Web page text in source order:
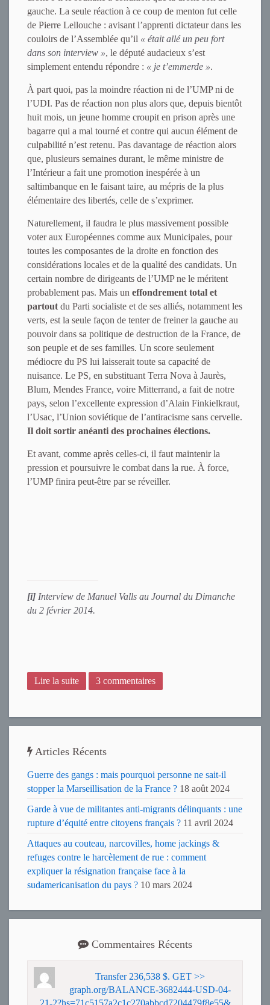
gauche. La seule réaction à ce coup de menton fut celle
de Pierre Lellouche : avisant l’apprenti dictateur dans les
couloirs de l’Assemblée qu’il « était allé un peu fort
dans son interview », le député audacieux s’est
simplement entendu répondre : « je t’emmerde ».
À part quoi, pas la moindre réaction ni de l’UMP ni de
l’UDI. Pas de réaction non plus alors que, depuis bientôt
huit mois, un jeune homme croupit en prison après une
bagarre qui a mal tourné et contre qui aucun élément de
culpabilité n’est retenu. Pas davantage de réaction alors
que, plusieurs semaines durant, le même ministre de
l’Intérieur a fait une promotion inespérée à un
saltimbanque en le faisant taire, au mépris de la plus
élémentaire des libertés, celle de s’exprimer.
Naturellement, il faudra le plus massivement possible
voter aux Européennes comme aux Municipales, pour
toutes les composantes de la droite en fonction des
considérations locales et de la qualité des candidats. Un
certain nombre de dirigeants de l’UMP ne le méritent
probablement pas. Mais un effondrement total et
partout du Parti socialiste et de ses alliés, notamment les
verts, est la seule façon de tenter de freiner la gauche au
pouvoir dans sa politique de destruction de la France, de
son peuple et de ses familles. Un score seulement
médiocre du PS lui laisserait toute sa capacité de
nuisance. Le PS, en substituant Terra Nova à Jaurès,
Blum, Mendes France, voire Mitterrand, a fait de notre
pays, selon l’excellente expression d’Alain Finkielkraut,
l’Usac, l’Union soviétique de l’antiracisme sans cervelle.
Il doit sortir anéanti des prochaines élections.
Et avant, comme après celles-ci, il faut maintenir la
pression et poursuivre le combat dans la rue. À force,
l’UMP finira peut-être par se réveiller.
[i] Interview de Manuel Valls au Journal du Dimanche
du 2 février 2014.
Lire la suite 3 commentaires
Articles Récents
Guerre des gangs : mais pourquoi personne ne sait-il
stopper la Marseillisation de la France ? 18 août 2024
Garde à vue de militantes anti-migrants délinquants : une
rupture d’équité entre citoyens français ? 11 avril 2024
Attaques au couteau, narcovilles, home jackings &
refuges contre le harcèlement de rue : comment
expliquer la résignation française face à la
sudamericanisation du pays ? 10 mars 2024
Commentaires Récents
Transfer 236,538 $. GET >>
graph.org/BALANCE-3682444-USD-04-
21-2?hs=71c5157a2c1c270abbcd7204479f8e55&